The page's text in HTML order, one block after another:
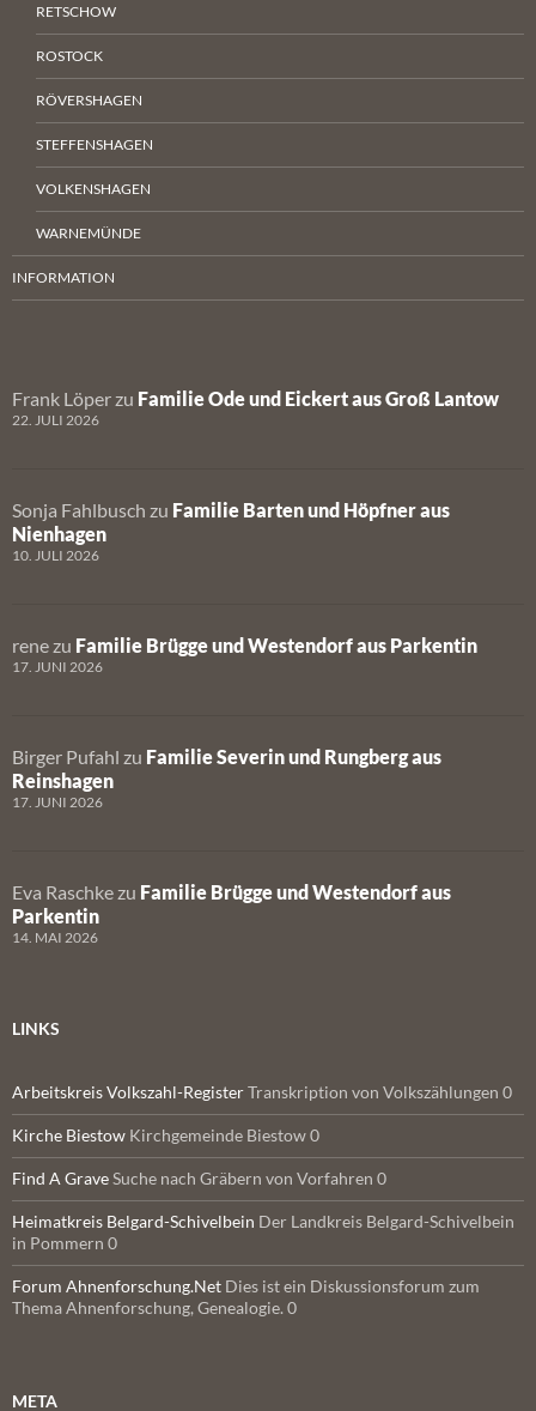
RETSCHOW
ROSTOCK
RÖVERSHAGEN
STEFFENSHAGEN
VOLKENSHAGEN
WARNEMÜNDE
INFORMATION
Frank Löper zu Familie Ode und Eickert aus Groß Lantow
22. JULI 2026
Sonja Fahlbusch zu Familie Barten und Höpfner aus
Nienhagen
10. JULI 2026
rene zu Familie Brügge und Westendorf aus Parkentin
17. JUNI 2026
Birger Pufahl zu Familie Severin und Rungberg aus
Reinshagen
17. JUNI 2026
Eva Raschke zu Familie Brügge und Westendorf aus
Parkentin
14. MAI 2026
LINKS
Arbeitskreis Volkszahl-RegisterTranskription von Volkszählungen 0
Kirche Biestow Kirchgemeinde Biestow 0
Find A GraveSuche nach Gräbern von Vorfahren 0
Heimatkreis Belgard-Schivelbein Der Landkreis Belgard-Schivelbein
in Pommern 0
Forum Ahnenforschung.Net Dies ist ein Diskussionsforum zum
Thema Ahnenforschung, Genealogie. 0
META